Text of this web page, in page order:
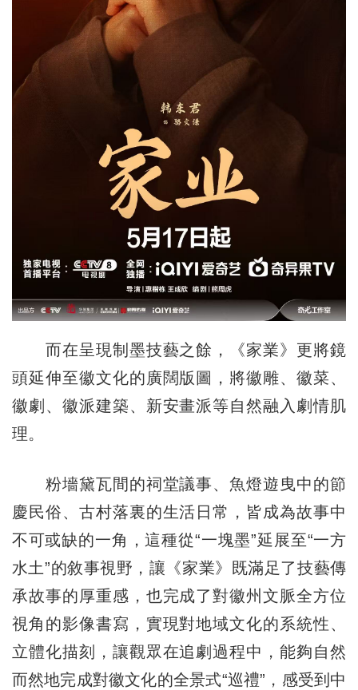
而在呈現制墨技藝之餘，《家業》更將鏡
頭延伸至徽文化的廣闊版圖，將徽雕、徽菜、
徽劇、徽派建築、新安畫派等自然融入劇情肌
理。
粉墻黛瓦間的祠堂議事、魚燈遊曳中的節
慶民俗、古村落裏的生活日常，皆成為故事中
不可或缺的一角，這種從“一塊墨”延展至“一方
水土”的敘事視野，讓《家業》既滿足了技藝傳
承故事的厚重感，也完成了對徽州文脈全方位
視角的影像書寫，實現對地域文化的系統性、
立體化描刻，讓觀眾在追劇過程中，能夠自然
而然地完成對徽文化的全景式“巡禮”，感受到中